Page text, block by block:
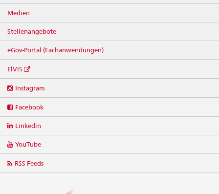
Medien
Stellenangebote
eGov-Portal (Fachanwendungen)
ElViS
media
Instagram
Facebook
Linkedin
YouTube
RSS Feeds